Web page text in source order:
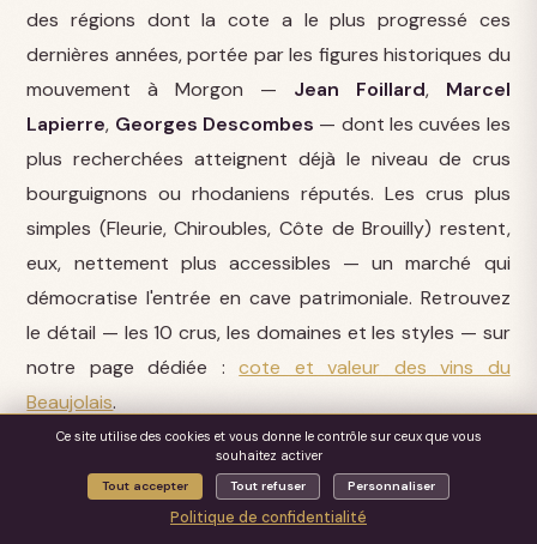
des régions dont la cote a le plus progressé ces
dernières années, portée par les figures historiques du
mouvement à Morgon — Jean Foillard, Marcel
Lapierre, Georges Descombes — dont les cuvées les
plus recherchées atteignent déjà le niveau de crus
bourguignons ou rhodaniens réputés. Les crus plus
simples (Fleurie, Chiroubles, Côte de Brouilly) restent,
eux, nettement plus accessibles — un marché qui
démocratise l'entrée en cave patrimoniale. Retrouvez
le détail — les 10 crus, les domaines et les styles — sur
notre page dédiée :cote et valeur des vins du
Beaujolais.
Sud-Ouest — un marché confidentiel mais réel
Le Sud-Ouest reste une région de niche, avec des
Ce site utilise des cookies et vous donne le contrôle sur ceux que vous
souhaitez activer
Tout accepter Tout refuser Personnaliser
Politique de confidentialité